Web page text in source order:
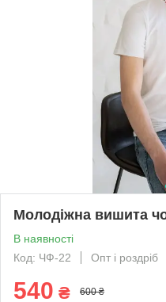
Молодіжна вишита
В наявності
Код: ЧФ-22
Опт і роздріб
540 ₴ 600 ₴